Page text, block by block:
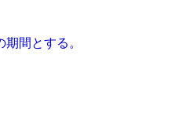
間とする。